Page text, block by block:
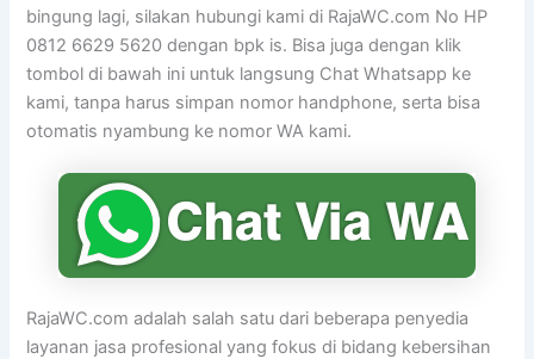
bingung lagi, silakan hubungi kami di RajaWC.com No HP
0812 6629 5620 dengan bpk is. Bisa juga dengan klik
tombol di bawah ini untuk langsung Chat Whatsapp ke
kami, tanpa harus simpan nomor handphone, serta bisa
otomatis nyambung ke nomor WA kami.
RajaWC.com adalah salah satu dari beberapa penyedia
layanan jasa profesional yang fokus di bidang kebersihan